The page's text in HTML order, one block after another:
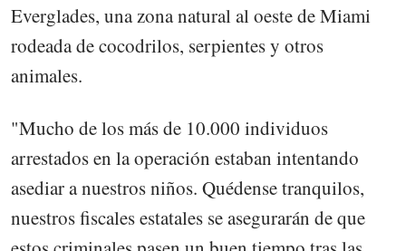
Everglades, una zona natural al oeste de Miami
rodeada de cocodrilos, serpientes y otros
animales.
"Mucho de los más de 10.000 individuos
arrestados en la operación estaban intentando
asediar a nuestros niños. Quédense tranquilos,
nuestros fiscales estatales se asegurarán de que